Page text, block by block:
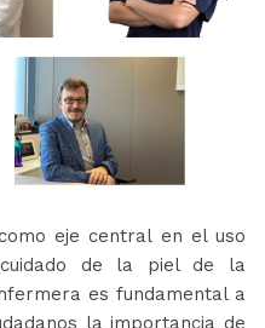
eje central en el uso
de la piel de la
es fundamental a
la importancia de